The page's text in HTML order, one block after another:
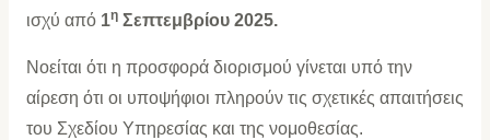
ισχύ από 1η Σεπτεμβρίου 2025.
Νοείται ότι η προσφορά διορισμού γίνεται υπό την
αίρεση ότι οι υποψήφιοι πληρούν τις σχετικές απαιτήσεις
του Σχεδίου Υπηρεσίας και της νομοθεσίας.